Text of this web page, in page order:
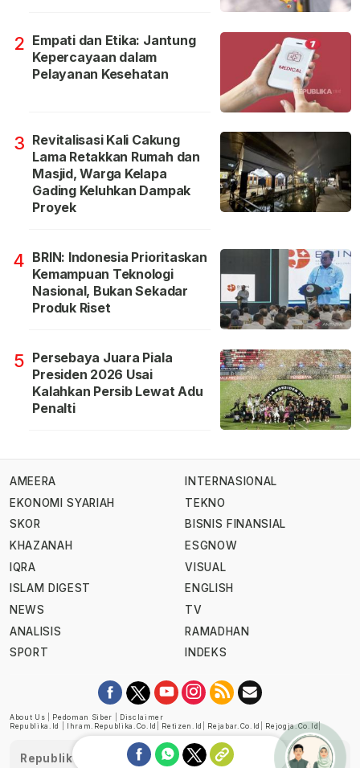
2 Empati dan Etika: Jantung
Kepercayaan dalam
Pelayanan Kesehatan
3 Revitalisasi Kali Cakung
Lama Retakkan Rumah dan
Masjid, Warga Kelapa
Gading Keluhkan Dampak
Proyek
4 BRIN: Indonesia Prioritaskan
Kemampuan Teknologi
Nasional, Bukan Sekadar
Produk Riset
5 Persebaya Juara Piala
Presiden 2026 Usai
Kalahkan Persib Lewat Adu
Penalti
AMEERA
EKONOMI SYARIAH
SKOR
KHAZANAH
IQRA
ISLAM DIGEST
NEWS
ANALISIS
SPORT
INTERNASIONAL
TEKNO
BISNIS FINANSIAL
ESGNOW
VISUAL
ENGLISH
TV
RAMADHAN
INDEKS
About Us Pedoman Siber
Disclaimer
Republika.id
Ihram.republika.co.id Retizen.id Rejabar.co.id Rejogja.co.id
Republika telah diverifikasi oleh Dewan Pers